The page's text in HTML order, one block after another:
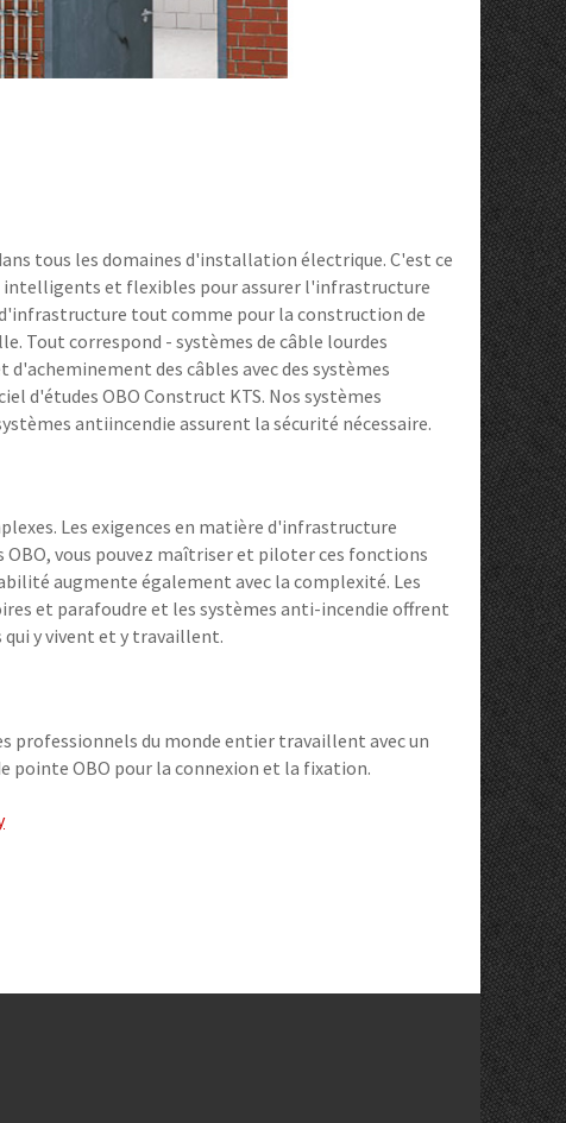
tous les domaines d'installation électrique. C'est ce
intelligents et flexibles pour assurer l'infrastructure
tout comme pour la construction de
Tout correspond - systèmes de câble lourdes
des câbles avec des systèmes
d'études OBO Construct KTS. Nos systèmes
antiincendie assurent la sécurité nécessaire.
Les exigences en matière d'infrastructure
vous pouvez maîtriser et piloter ces fonctions
augmente également avec la complexité. Les
et parafoudre et les systèmes anti-incendie offrent
y vivent et y travaillent.
professionnels du monde entier travaillent avec un
OBO pour la connexion et la fixation.